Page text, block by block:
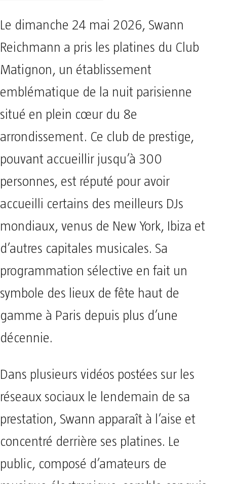
Le dimanche 24 mai 2026, Swann
Reichmann a pris les platines du Club
Matignon, un établissement
emblématique de la nuit parisienne
situé en plein cœur du 8e
arrondissement. Ce club de prestige,
pouvant accueillir jusqu’à 300
personnes, est réputé pour avoir
accueilli certains des meilleurs DJs
mondiaux, venus de New York, Ibiza et
d’autres capitales musicales. Sa
programmation sélective en fait un
symbole des lieux de fête haut de
gamme à Paris depuis plus d’une
décennie.
Dans plusieurs vidéos postées sur les
réseaux sociaux le lendemain de sa
prestation, Swann apparaît à l’aise et
concentré derrière ses platines. Le
public, composé d’amateurs de